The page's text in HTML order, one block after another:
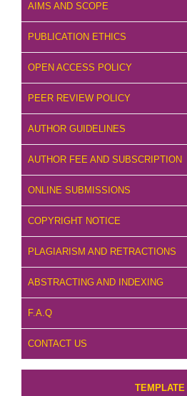
AIMS AND SCOPE
PUBLICATION ETHICS
OPEN ACCESS POLICY
PEER REVIEW POLICY
AUTHOR GUIDELINES
AUTHOR FEE AND SUBSCRIPTION
ONLINE SUBMISSIONS
COPYRIGHT NOTICE
PLAGIARISM AND RETRACTIONS
ABSTRACTING AND INDEXING
F.A.Q
CONTACT US
TEMPLATE